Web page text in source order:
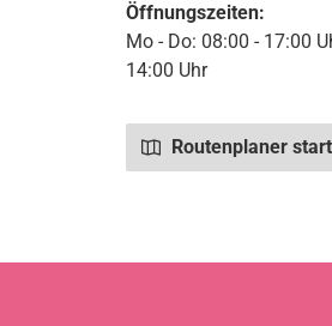
Öffnungszeiten:
Mo - Do: 08:00 - 17:00
14:00 Uhr
Routenplaner